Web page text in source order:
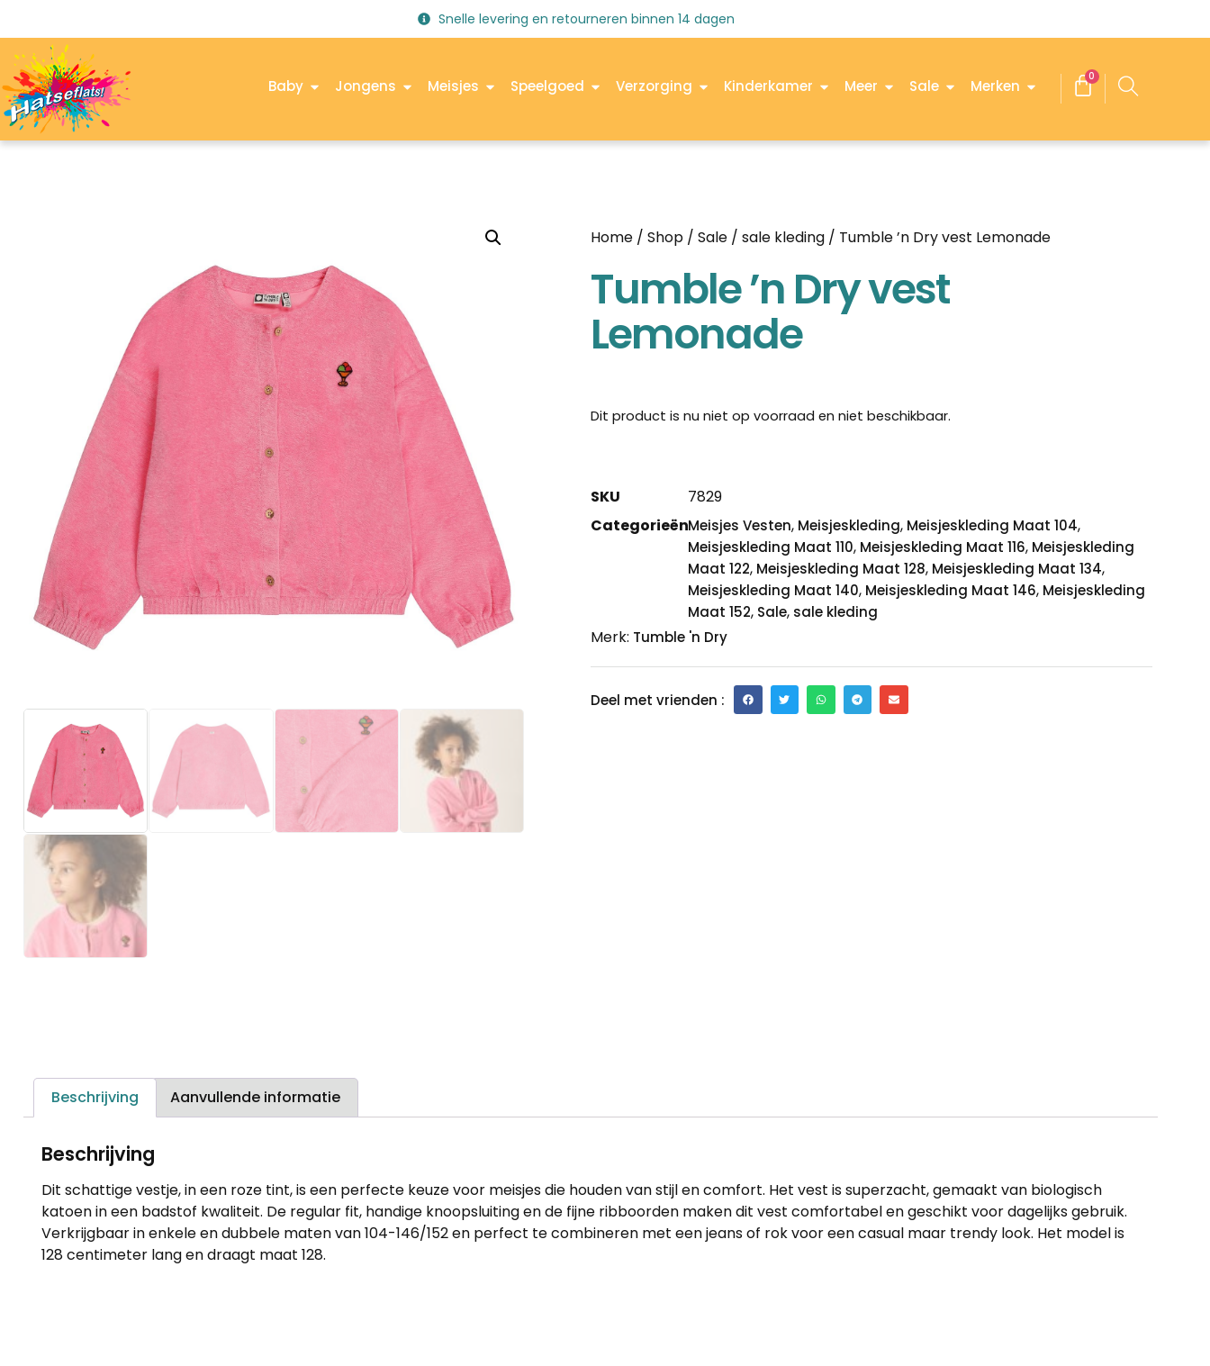
Snelle levering en retourneren binnen 14 dagen
Baby Jongens Meisjes Speelgoed Verzorging Kinderkamer Meer Sale Merken
0
Home / Shop / Sale / sale kleding / Tumble ’n Dry vest Lemonade
Tumble ’n Dry vest
Lemonade
Dit product is nu niet op voorraad en niet beschikbaar.
SKU
7829
CategorieënMeisjes Vesten, Meisjeskleding, Meisjeskleding Maat 104,
Meisjeskleding Maat 110, Meisjeskleding Maat 116, Meisjeskleding
Maat 122, Meisjeskleding Maat 128, Meisjeskleding Maat 134,
Meisjeskleding Maat 140, Meisjeskleding Maat 146, Meisjeskleding
Maat 152, Sale, sale kleding
Merk: Tumble 'n Dry
Deel met vrienden :
Beschrijving Aanvullende informatie
Beschrijving
Dit schattige vestje, in een roze tint, is een perfecte keuze voor meisjes die houden van stijl en comfort. Het vest is superzacht, gemaakt van biologisch
katoen in een badstof kwaliteit. De regular fit, handige knoopsluiting en de fijne ribboorden maken dit vest comfortabel en geschikt voor dagelijks gebruik.
Verkrijgbaar in enkele en dubbele maten van 104-146/152 en perfect te combineren met een jeans of rok voor een casual maar trendy look. Het model is
128 centimeter lang en draagt maat 128.